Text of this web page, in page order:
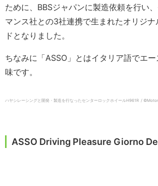
ために、BBSジャパンに製造依頼を行い
マンス社との3社連携で生まれたオリジ
ドとなりました。
ちなみに「ASSO」とはイタリア語でエ
味です。
ハヤシレーシングと開発・製造を行なったセンターロックホイールH961R /
ASSO Driving Pleasure Giorno